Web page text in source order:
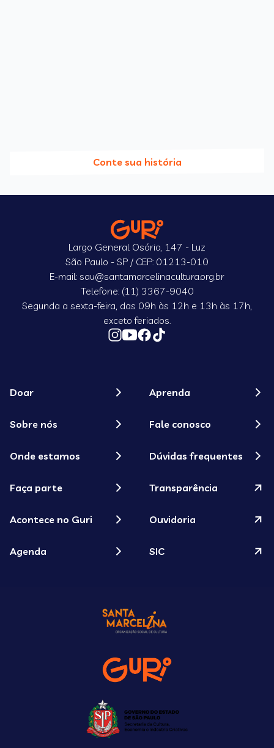
Conte sua história
Largo General Osório, 147 - Luz
São Paulo - SP / CEP: 01213-010
E-mail: sau@santamarcelinacultura.org.br
Telefone: (11) 3367-9040
Segunda a sexta-feira, das 09h às 12h e 13h às 17h,
exceto feriados.
Doar
Sobre nós
Onde estamos
Faça parte
Acontece no Guri
Agenda
Aprenda
Fale conosco
Dúvidas frequentes
Transparência
Ouvidoria
SIC